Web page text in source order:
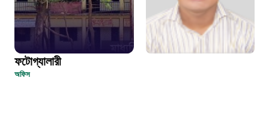
১০২
দুর্যোগের আগাম বার্তা
১৬১২২
ফটোগ্যালারী
অফিস